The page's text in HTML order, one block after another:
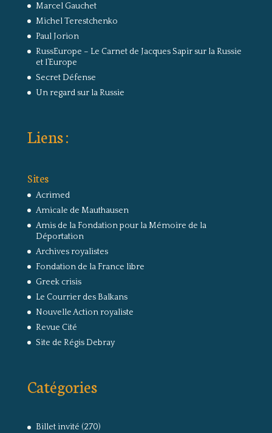
Marcel Gauchet
Michel Terestchenko
Paul Jorion
RussEurope – Le Carnet de Jacques Sapir sur la Russie
et l’Europe
Secret Défense
Un regard sur la Russie
Liens :
Sites
Acrimed
Amicale de Mauthausen
Amis de la Fondation pour la Mémoire de la
Déportation
Archives royalistes
Fondation de la France libre
Greek crisis
Le Courrier des Balkans
Nouvelle Action royaliste
Revue Cité
Site de Régis Debray
Catégories
Billet invité (270)